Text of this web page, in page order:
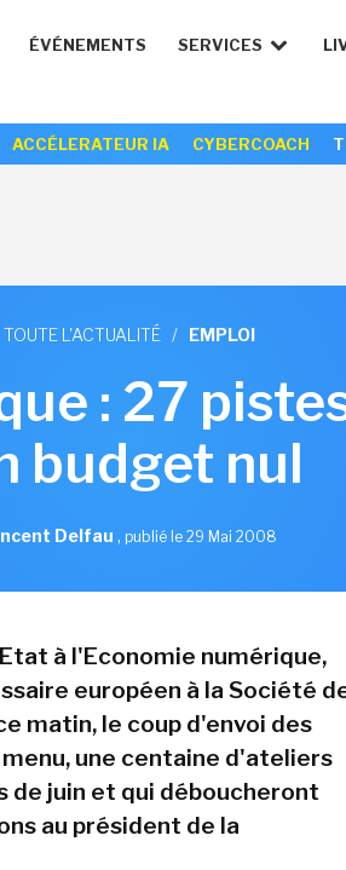
ÉVÉNEMENTS SERVICES
ACCÉLERATEUR IA CYBERCOACH
TOUTE L'ACTUALITÉ / EMPLOI
: 27
budget nul
Delfau , publié le 29 Mai 2008
à l'Economie numérique,
européen à la Société
matin, le coup d'envoi des
une centaine d'ateliers
de juin et qui déboucheront
au président de la